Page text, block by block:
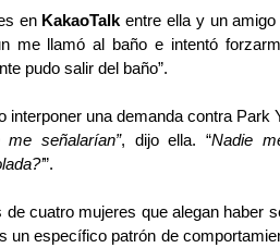
enKakaoTalk entre ella y un
me llamó al baño e intentó
pudo salir del baño”.
interponer una demanda contra Park
me señalarían”, dijo ella. “Nadie
”.
cuatro mujeres que alegan haber
un específico patrón de